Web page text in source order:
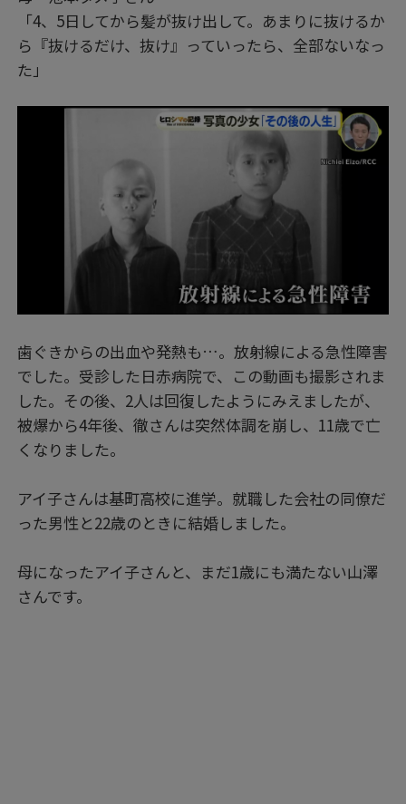
「4、5日してから髪が抜け出して。あまりに抜けるか
ら『抜けるだけ、抜け』っていったら、全部ないなっ
た」
歯ぐきからの出血や発熱も…。放射線による急性障害
でした。受診した日赤病院で、この動画も撮影されま
した。その後、2人は回復したようにみえましたが、
被爆から4年後、徹さんは突然体調を崩し、11歳で亡
くなりました。
アイ子さんは基町高校に進学。就職した会社の同僚だ
った男性と22歳のときに結婚しました。
母になったアイ子さんと、まだ1歳にも満たない山澤
さんです。